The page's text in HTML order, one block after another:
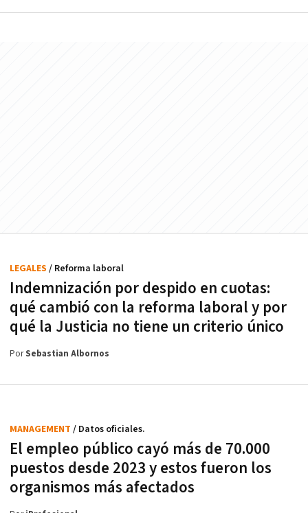
Indemnización por despido en cuotas:
qué cambió con la reforma laboral y por
qué la Justicia no tiene un criterio único
LEGALES / Reforma laboral
PorSebastian Albornos
El empleo público cayó más de 70.000
puestos desde 2023 y estos fueron los
organismos más afectados
MANAGEMENT / Datos oficiales.